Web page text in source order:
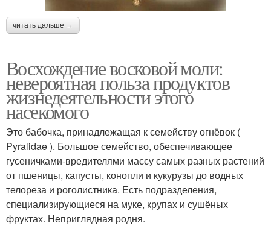
читать дальше →
Восхождение восковой моли:
невероятная польза продуктов
жизнедеятельности этого
насекомого
Это бабочка, принадлежащая к семейству огнёвок (
Pyralidae ). Большое семейство, обеспечивающее
гусеничками-вредителями массу самых разных растений
от пшеницы, капусты, конопли и кукурузы до водных
телореза и роголистника. Есть подразделения,
специализирующиеся на муке, крупах и сушёных
фруктах. Неприглядная родня.